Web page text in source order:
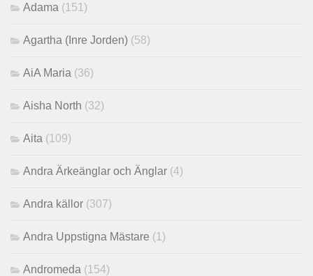
Adama (151)
Agartha (Inre Jorden) (58)
AiA Maria (36)
Aisha North (32)
Aita (109)
Andra Ärkeänglar och Änglar (4)
Andra källor (307)
Andra Uppstigna Mästare (1)
Andromeda (154)